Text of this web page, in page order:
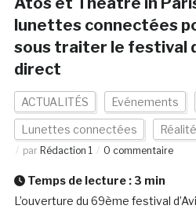
lunettes connectées
sous traiter le festival
direct
ACTUALITÉS Evénements
Lunettes connectées
par Rédaction 1 0 commentaire
Temps de lecture : 3 min
L’ouverture du 69ème festival